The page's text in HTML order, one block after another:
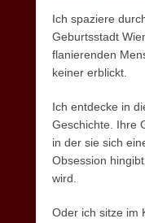
Ich spaziere
Geburtsstadt
flanierenden
keiner erblickt.
Ich entdecke in
Geschichte. Ihre
in der sie sich
Obsession
wird.
Oder ich sitze im